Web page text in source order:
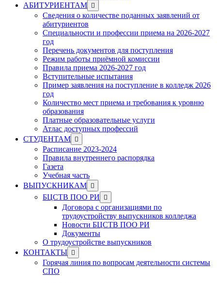
АБИТУРИЕНТАМ Show
sub
menu
Сведения о количестве поданных заявлений от
абитуриентов
Специальности и профессии приема на 2026-2027
год
Перечень документов для поступления
Режим работы приёмной комиссии
Правила приема 2026-2027 год
Вступительные испытания
Пример заявления на поступление в колледж 2026
год
Количество мест приема и требования к уровню
образования
Платные образовательные услуги
Атлас доступных профессий
СТУДЕНТАМ Show
sub
menu
Расписание 2023-2024
Правила внутреннего распорядка
Газета
Учебная часть
ВЫПУСКНИКАМ Show
sub
menu
БЦСТВ ПОО РИ
Show
sub
menu
Договора с организациями по
трудоустройству выпускников колледжа
Новости БЦСТВ ПОО РИ
Документы
О трудоустройстве выпускников
КОНТАКТЫ Show
sub
menu
Горячая линия по вопросам деятельности системы
СПО